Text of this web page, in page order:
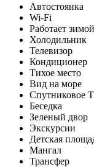
Автостоянка
Wi-Fi
Работает зимой
Холодильник
Телевизор
Кондиционер
Тихое место
Вид на море
Спутниковое
Беседка
Зеленый двор
Экскурсии
Детская
Мангал
Трансфер